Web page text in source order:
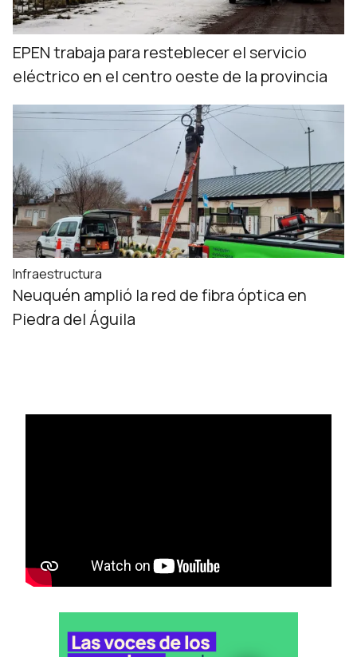
EPEN trabaja para resteblecer el servicio
eléctrico en el centro oeste de la provincia
Infraestructura
Neuquén amplió la red de fibra óptica en
Piedra del Águila